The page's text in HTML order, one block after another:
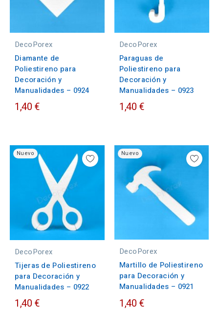
DecoPorex
Diamante de
Poliestireno para
Decoración y
Manualidades – 0924
1,40 €
DecoPorex
Paraguas de
Poliestireno para
Decoración y
Manualidades – 0923
1,40 €
Nuevo
DecoPorex
Tijeras de Poliestireno
para Decoración y
Manualidades – 0922
1,40 €
Nuevo
DecoPorex
Martillo de Poliestireno
para Decoración y
Manualidades – 0921
1,40 €